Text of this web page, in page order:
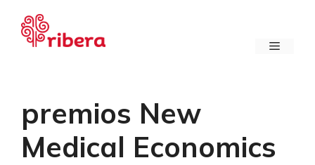
contenido
Menú
premios New
Medical Economics